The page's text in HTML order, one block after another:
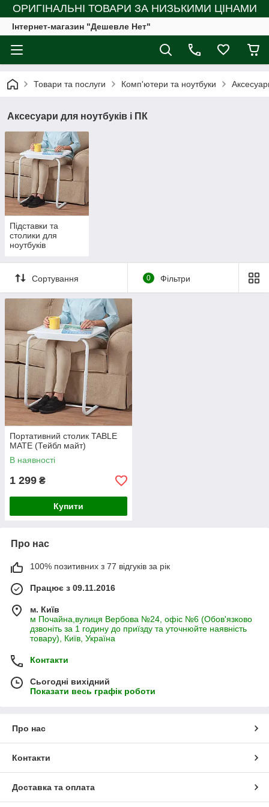
ОРИГІНАЛЬНІ ТОВАРИ ЗА НИЗЬКИМИ ЦІНАМИ
Інтернет-магазин "Дешевле Нет"
Товари та послуги Комп'ютери та ноутбуки
Аксесуари для ноутбуків і ПК
Підставки та
столики для
ноутбуків
Сортування 0 Фільтри
Портативний столик TABLE
MATE (Тейбл майт)
В наявності
1 299 ₴
Купити
Про нас
100% позитивних з 77 відгуків за рік
Працює з 09.11.2016
м. Київ
м Почайна,вулиця Вербова №24, офіс №6 (Обов'язково
дзвоніть за 1 годину до приїзду та уточнюйте наявність
товару), Київ, Україна
Контакти
Сьогодні вихідний
Показати весь графік роботи
Про нас
Контакти
Доставка та оплата